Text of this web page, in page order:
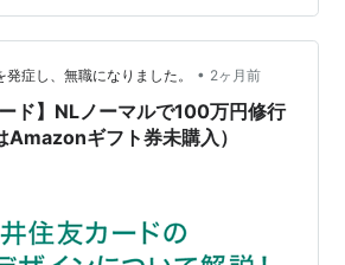
感じがします。 節約したいけど、使
なので…まぁ良いか(笑) それ…
症し、無職になりました。 • 2ヶ月前
ード】NLノーマルで100万円修行
Amazonギフト券未購入）